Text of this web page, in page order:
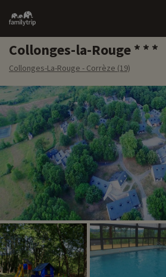
Family
trip
Collonges-la-Rouge
Collonges-La-Rouge - Corrèze (19)